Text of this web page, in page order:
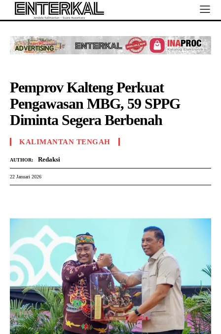
Pemprov Kalteng Perkuat
Pengawasan MBG, 59 SPPG
Diminta Segera Berbenah
KALIMANTAN TENGAH
AUTHOR: Redaksi
22 Januari 2026